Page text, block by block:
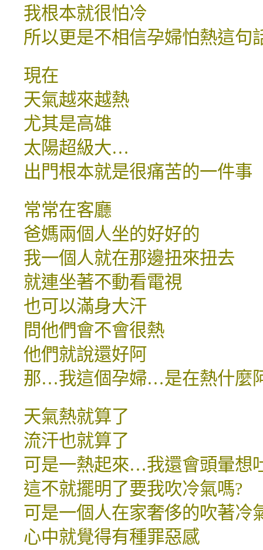
我根本就很怕冷
所以更是不相信孕婦怕熱這句
現在
天氣越來越熱
尤其是高雄
太陽超級大…
出門根本就是很痛苦的一件事
常常在客廳
爸媽兩個人坐的好好的
我一個人就在那邊扭來扭去
就連坐著不動看電視
也可以滿身大汗
問他們會不會很熱
他們就說還好阿
那…我這個孕婦…是在熱什麼
天氣熱就算了
流汗也就算了
可是一熱起來…我還會頭暈想
這不就擺明了要我吹冷氣嗎?
可是一個人在家奢侈的吹著冷
心中就覺得有種罪惡感